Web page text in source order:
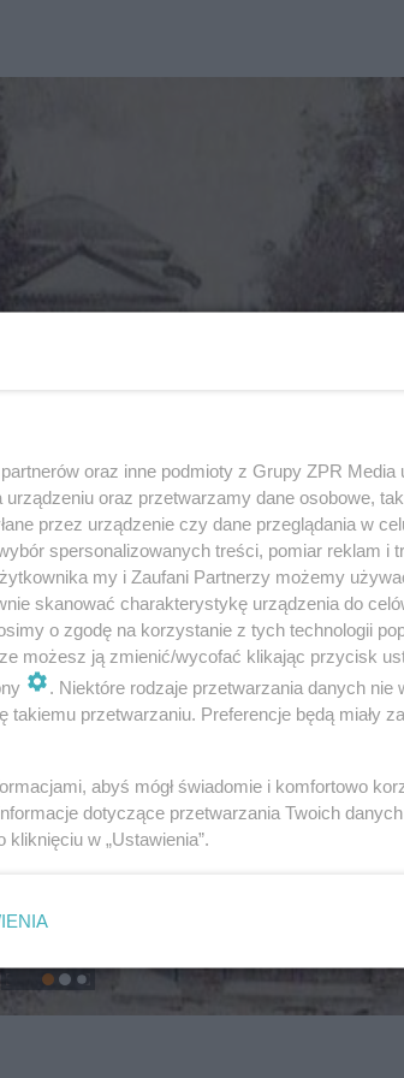
oraz inne podmioty z Grupy ZPR
oraz przetwarzamy dane osobowe,
przez urządzenie czy dane przeglądania w
spersonalizowanych treści, pomiar reklam i
my i Zaufani Partnerzy możemy
skanować charakterystykę urządzenia do
o zgodę na korzystanie z tych technologii
możesz ją zmienić/wycofać klikając przycisk
. Niektóre rodzaje przetwarzania danych
takiemu przetwarzaniu. Preferencje będą miały
abyś mógł świadomie i komfortowo
dotyczące przetwarzania Twoich
kliknięciu w „Ustawienia”.